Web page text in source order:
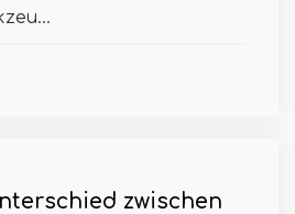
zwischen